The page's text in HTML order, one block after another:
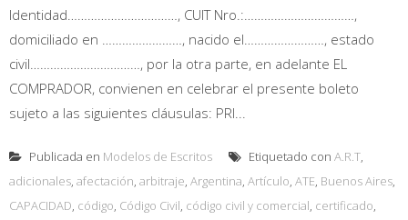
Identidad……………………………, CUIT Nro.:……………………………,
domiciliado en ……………………, nacido el……………………, estado
civil……………………………, por la otra parte, en adelante EL
COMPRADOR, convienen en celebrar el presente boleto
sujeto a las siguientes cláusulas: PRI...
Publicada en Modelos de Escritos Etiquetado con A.R.T,
adicionales, afectación, arbitraje, Argentina, Artículo, ATE, Buenos Aires,
CAPACIDAD, código, Código Civil, código civil y comercial, certificado,